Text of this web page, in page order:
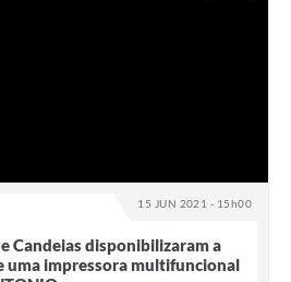
15 JUN 2021 - 15h00
Candeias disponibilizaram a
uma impressora multifuncional